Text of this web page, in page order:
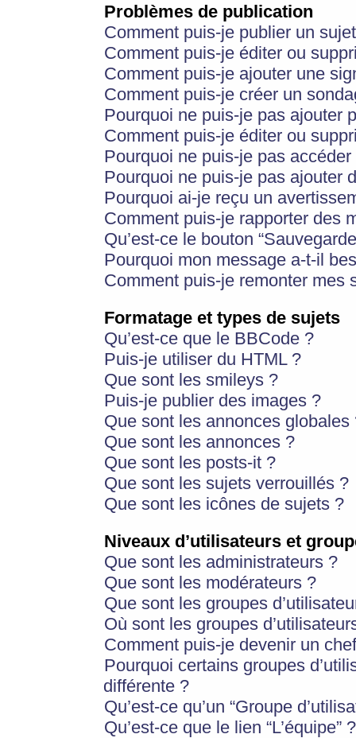
Problèmes de publication
Comment puis-je publier un
Comment puis-je éditer ou
Comment puis-je ajouter une
Comment puis-je créer un
Pourquoi ne puis-je pas ajouter
Comment puis-je éditer ou
Pourquoi ne puis-je pas
Pourquoi ne puis-je pas ajouter
Pourquoi ai-je reçu un
Comment puis-je rapporter des
Qu’est-ce le bouton
Pourquoi mon message a-t-il
Comment puis-je remonter mes
Formatage et types de sujets
Qu’est-ce que le BBCode ?
Puis-je utiliser du HTML ?
Que sont les smileys ?
Puis-je publier des images ?
Que sont les annonces globales
Que sont les annonces ?
Que sont les posts-it ?
Que sont les sujets verrouillés ?
Que sont les icônes de sujets ?
Niveaux d’utilisateurs et
Que sont les administrateurs ?
Que sont les modérateurs ?
Que sont les groupes
Où sont les groupes
Comment puis-je devenir un
Pourquoi certains groupes
différente ?
Qu’est-ce qu’un “Groupe
Qu’est-ce que le lien “L’équipe” ?